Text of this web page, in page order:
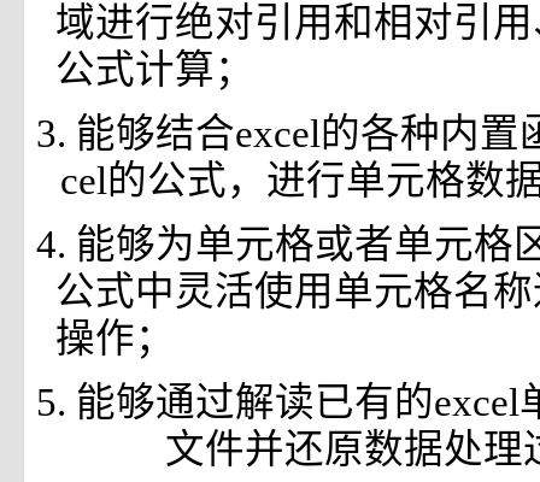
域进行绝对引用和相对引
公式计算；
3. 能够结合excel的各种内置
cel的公式，进行单元格数
4. 能够为单元格或者单元格
公式中灵活使用单元格名
操作；
5. 能够通过解读已有的excel
文件并还原数据处理